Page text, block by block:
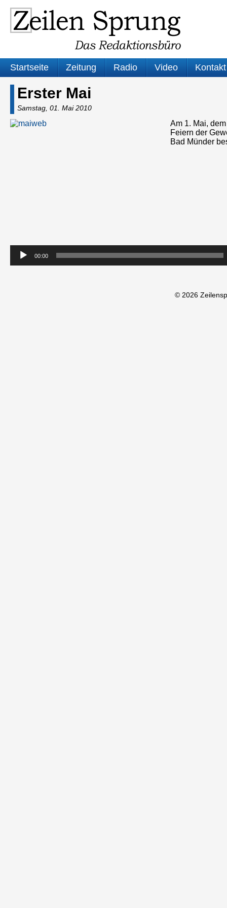
Startseite Zeitung Radio Video Kontakt
Erster Mai
Samstag, 01. Mai 2010
Am 1. Mai,
Feiern der
Bad Münder
00:00
© 2026